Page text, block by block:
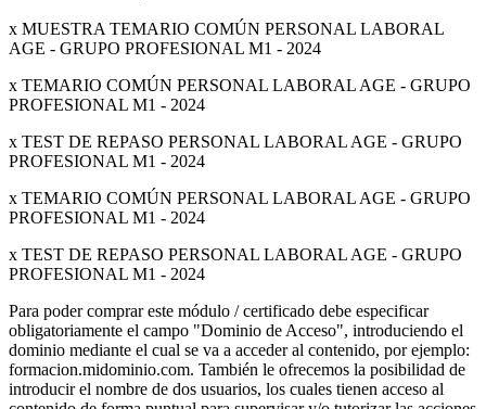
x MUESTRA TEMARIO COMÚN PERSONAL LABORAL
AGE - GRUPO PROFESIONAL M1 - 2024
x TEMARIO COMÚN PERSONAL LABORAL AGE - GRUPO
PROFESIONAL M1 - 2024
x TEST DE REPASO PERSONAL LABORAL AGE - GRUPO
PROFESIONAL M1 - 2024
x TEMARIO COMÚN PERSONAL LABORAL AGE - GRUPO
PROFESIONAL M1 - 2024
x TEST DE REPASO PERSONAL LABORAL AGE - GRUPO
PROFESIONAL M1 - 2024
Para poder comprar este módulo / certificado debe especificar
obligatoriamente el campo "Dominio de Acceso", introduciendo el
dominio mediante el cual se va a acceder al contenido, por ejemplo:
formacion.midominio.com. También le ofrecemos la posibilidad de
introducir el nombre de dos usuarios, los cuales tienen acceso al